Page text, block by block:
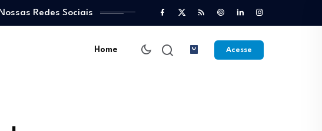
Redes Sociais
Home Acesse